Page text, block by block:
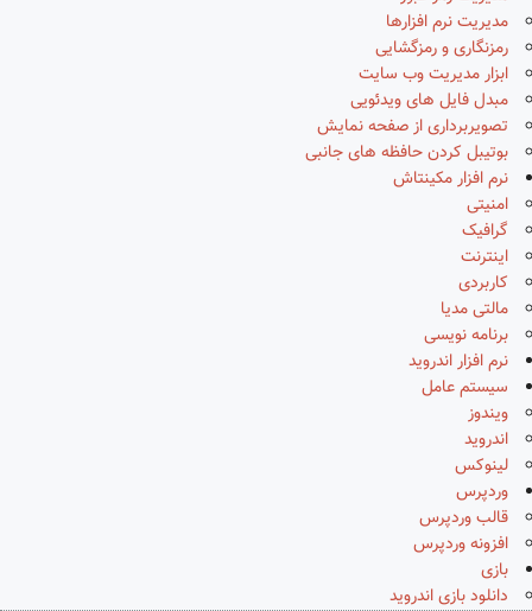
مدیریت نرم افزارها
رمزنگاری و رمزگشایی
ابزار مدیریت وب سایت
مبدل فایل های ویدئویی
تصویربرداری از صفحه نمایش
بوتیبل کردن حافظه های جانبی
نرم افزار مکینتاش
امنیتی
گرافیک
اینترنت
کاربردی
مالتی مدیا
برنامه نویسی
نرم افزار اندروید
سیستم عامل
ویندوز
اندروید
لینوکس
وردپرس
قالب وردپرس
افزونه وردپرس
بازی
دانلود بازی اندروید